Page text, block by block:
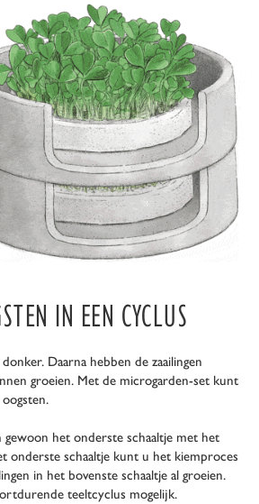
IN EEN CYCLUS
Daarna hebben de zaailingen
groeien. Met de microgarden-set kunt
gewoon het onderste schaaltje met het
onderste schaaltje kunt u het kiemproces
in het bovenste schaaltje al groeien.
teeltcyclus mogelijk.